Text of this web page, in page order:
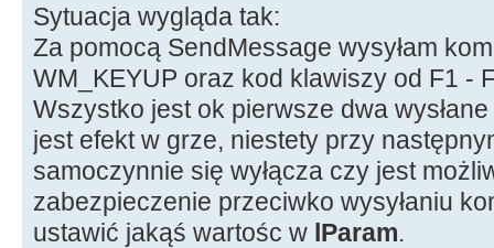
Sytuacja wygląda tak:
Za pomocą SendMessage wysyłam
WM_KEYUP oraz kod klawiszy od F1 -
Wszystko jest ok pierwsze dwa
jest efekt w grze, niestety przy
samoczynnie się wyłącza czy jest
zabezpieczenie przeciwko wysyłaniu
ustawić jakąś wartośc w lParam.